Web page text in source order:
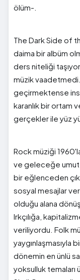
ölüm-.
The Dark Side of
daima bir albüm
ders niteliği
müzik
geçirmektense
karanlık bir ortam
gerçekler ile yüz
Rock müziği
ve geleceğe umut
bir eğlenceden
sosyal mesajlar
olduğu alana
Irkçılığa,
veriliyordu. Folk
yaygınlaşmasıyla
dönemin en ünlü
yoksulluk temaları